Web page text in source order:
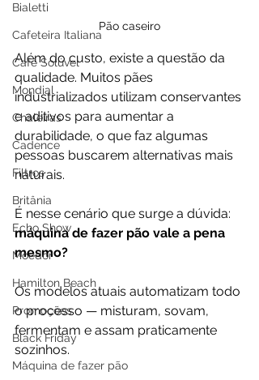
Bialetti
Cafeteira Italiana
Café Solúvel
Mondial
Chaleiras
Cadence
Filtros
Britânia
Echo Show
Moedor
Hamilton Beach
Promoções
Black Friday
Máquina de fazer pão
Pão caseiro
Além do custo, existe a questão da
qualidade. Muitos pães
industrializados utilizam conservantes
e aditivos para aumentar a
durabilidade, o que faz algumas
pessoas buscarem alternativas mais
naturais.
É nesse cenário que surge a dúvida:
máquina de fazer pão vale a pena
mesmo?
Os modelos atuais automatizam todo
o processo — misturam, sovam,
fermentam e assam praticamente
sozinhos.